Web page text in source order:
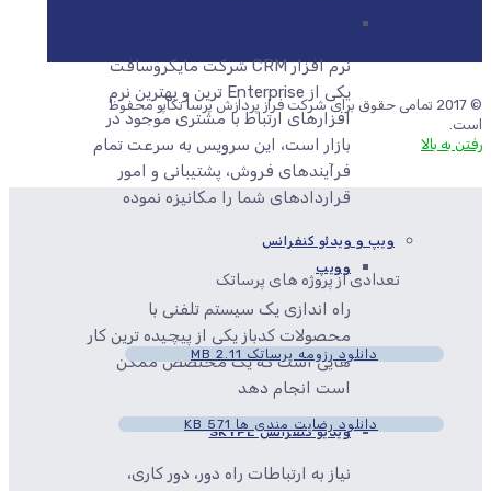
نرم افزار CRM شرکت مایکروسافت
یکی از Enterprise ترین و بهترین نرم
افزارهای ارتباط با مشتری موجود در
بازار است، این سرویس به سرعت تمام
فرآیندهای فروش، پشتیبانی و امور
قراردادهای شما را مکانیزه نموده
ویپ و ویدئو کنفرانس
وویپ
راه اندازی یک سیستم تلفنی با
محصولات کدباز یکی از پیچیده ترین کار
هایی است که یک مختصص ممکن
است انجام دهد
ویدیو کنفرانس SKYPE
نیاز به ارتباطات راه دور، دور کاری،
© 2017 تمامی حقوق برای شرکت فراز پردازش پرسا تکاپو محفوظ
است.
رفتن به بالا
تعدادی از پروژه های پرساتک
دانلود رزومه پرساتک 2.11 MB
دانلود رضایت مندی ها 571 KB